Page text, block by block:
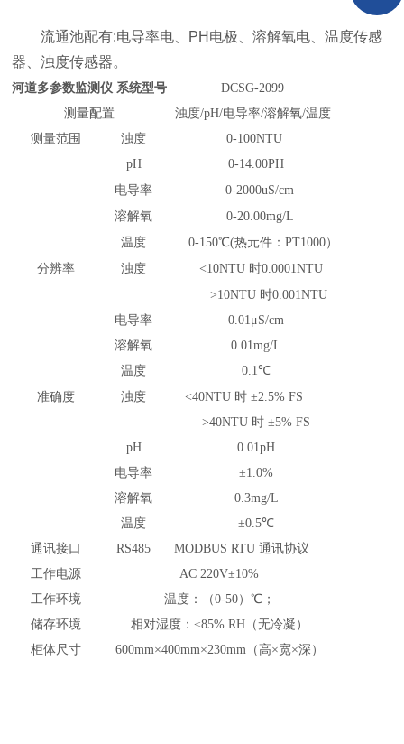
流通池配有:电导率电、PH电极、溶解氧电、温度传感
器、浊度传感器。
河道多参数监测仪 系统型号
DCSG-2099
测量配置
浊度/pH/电导率/溶解氧/温度
测量范围
浊度
0-100NTU
pH
0-14.00PH
电导率
0-2000uS/cm
溶解氧
0-20.00mg/L
温度
0-150℃(热元件：PT1000）
分辨率
浊度
<10NTU 时0.0001NTU
>10NTU 时0.001NTU
电导率
0.01μS/cm
溶解氧
0.01mg/L
温度
0.1℃
准确度
浊度
<40NTU 时 ±2.5% FS
>40NTU 时 ±5% FS
pH
0.01pH
电导率
±1.0%
溶解氧
0.3mg/L
温度
±0.5℃
通讯接口
RS485
MODBUS RTU 通讯协议
工作电源
AC 220V±10%
工作环境
温度：（0-50）℃；
储存环境
相对湿度：≤85% RH（无冷凝）
柜体尺寸
600mm×400mm×230mm（高×宽×深）